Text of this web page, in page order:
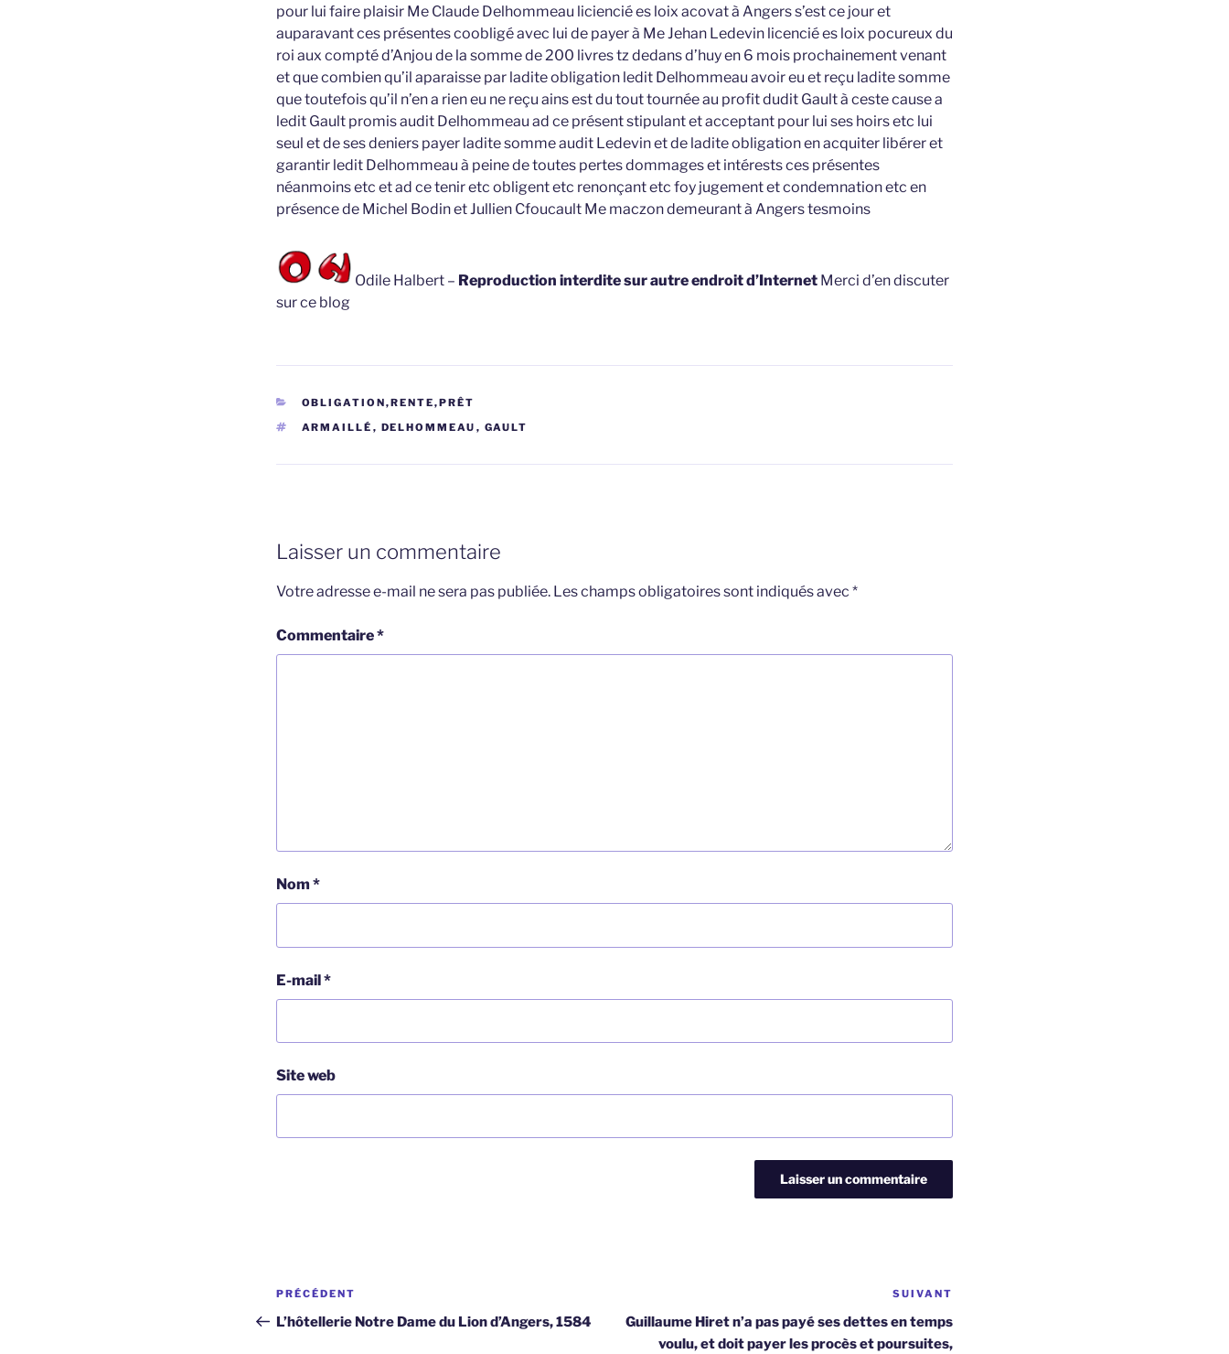
pour lui faire plaisir Me Claude Delhommeau liciencié es loix acovat à Angers s’est ce jour et
auparavant ces présentes coobligé avec lui de payer à Me Jehan Ledevin licencié es loix pocureux du
roi aux compté d’Anjou de la somme de 200 livres tz dedans d’huy en 6 mois prochainement venant
et que combien qu’il aparaisse par ladite obligation ledit Delhommeau avoir eu et reçu ladite somme
que toutefois qu’il n’en a rien eu ne reçu ains est du tout tournée au profit dudit Gault à ceste cause a
ledit Gault promis audit Delhommeau ad ce présent stipulant et acceptant pour lui ses hoirs etc lui
seul et de ses deniers payer ladite somme audit Ledevin et de ladite obligation en acquiter libérer et
garantir ledit Delhommeau à peine de toutes pertes dommages et intérests ces présentes
néanmoins etc et ad ce tenir etc obligent etc renonçant etc foy jugement et condemnation etc en
présence de Michel Bodin et Jullien Cfoucault Me maczon demeurant à Angers tesmoins
Odile Halbert – Reproduction interdite sur autre endroit d’Internet Merci d’en discuter
sur ce blog
CATÉGORIES
OBLIGATION,RENTE,PRÊT
ÉTIQUETTES
ARMAILLÉ , DELHOMMEAU , GAULT
Laisser un commentaire
Votre adresse e-mail ne sera pas publiée. Les champs obligatoires sont indiqués avec *
Commentaire*
Nom *
E-mail*
Site web
Navigation
de
Article
précédent
PRÉCÉDENT
L’hôtellerie Notre Dame du Lion d’Angers, 1584
suivant
SUIVANT
Guillaume Hiret n’a pas payé ses dettes en temps
voulu, et doit payer les procès et poursuites,